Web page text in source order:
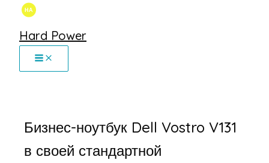
Hard Power
Бизнес-ноутбук Dell Vostro V131
в своей стандартной